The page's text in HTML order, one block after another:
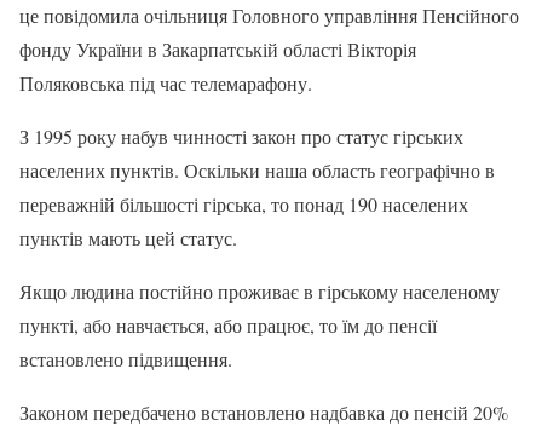
це повідомила очільниця Головного управління Пенсійного
фонду України в Закарпатській області Вікторія
Поляковська під час телемарафону.
З 1995 року набув чинності закон про статус гірських
населених пунктів. Оскільки наша область географічно в
переважній більшості гірська, то понад 190 населених
пунктів мають цей статус.
Якщо людина постійно проживає в гірському населеному
пункті, або навчається, або працює, то їм до пенсії
встановлено підвищення.
Законом передбачено встановлено надбавка до пенсій 20%